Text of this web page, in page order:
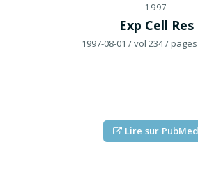
1997
Exp Cell Res
1997-08-01 / vol 234/ pages
Lire sur PubMed